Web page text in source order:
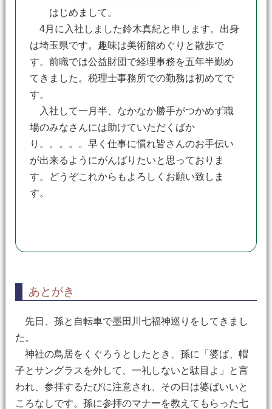
はじめまして。
4月に入社しました鈴木真紀と申します。出身
は埼玉県です。趣味は美術館めぐりと散歩で
す。前職では公益財団で経理事務を五年半勤め
てきました。税理士事務所での勤務は初めてで
す。
入社して一月半、なかなか勝手がつかめず職
場のみなさんには助けていただくばか
り。。。。。早く仕事に慣れ皆さんのお手伝い
が出来るようにがんばりたいと思っておりま
す。どうぞこれからもよろしくお願い致しま
す。
あとがき
先日、孫と自転車で墨田川七福神巡りをしてきまし
た。
神社の鳥居をくぐろうとしたとき、孫に「婆ば、帽
子とサングラスを外して、一礼しないと駄目よ」と言
われ、参拝するたびに注意され、その日は婆ばいいと
ころなしです。孫に参拝のマナーを教えてもらった七